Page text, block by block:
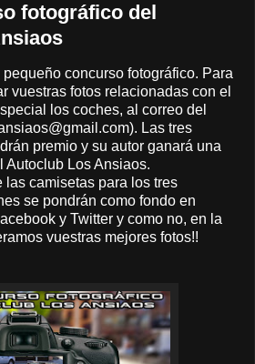
fotográfico del
concurso fotográfico. Para
vuestras fotos relacionadas con el
los coches, al correo del
Las tres
premio y su autor ganará una
Autoclub Los Ansiaos.
las camisetas para los tres
se pondrán como fondo en
y Twitter y como no, en la
vuestras mejores fotos!!